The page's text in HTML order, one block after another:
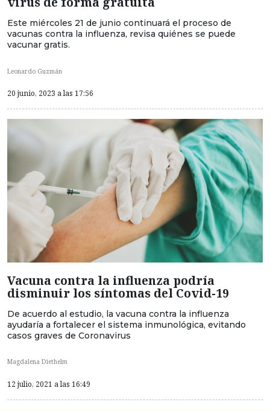
Este miércoles 21 de junio continuará el proceso de
vacunas contra la influenza, revisa quiénes se puede
vacunar gratis.
Leonardo Guzmán
20 junio, 2023 a las 17:56
Vacuna contra la influenza podría
disminuir los síntomas del Covid-19
De acuerdo al estudio, la vacuna contra la influenza
ayudaría a fortalecer el sistema inmunológica, evitando
casos graves de Coronavirus
Magdalena Diethelm
12 julio, 2021 a las 16:49